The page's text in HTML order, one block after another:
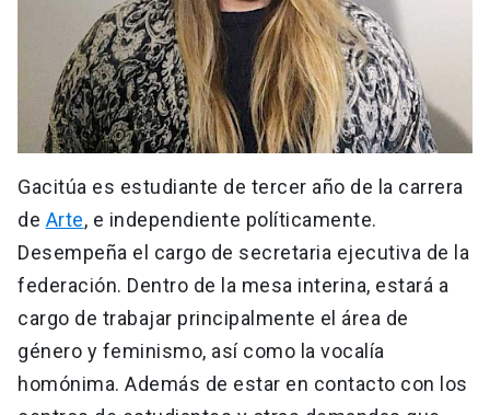
Gacitúa es estudiante de tercer año de la carrera
de Arte, e independiente políticamente.
Desempeña el cargo de secretaria ejecutiva de la
federación. Dentro de la mesa interina, estará a
cargo de trabajar principalmente el área de
género y feminismo, así como la vocalía
homónima. Además de estar en contacto con los